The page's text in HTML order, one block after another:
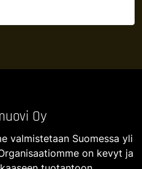
Oy
valmistetaan Suomessa yli
on kevyt ja